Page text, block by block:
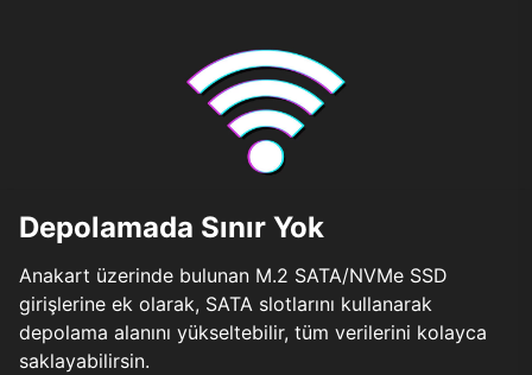
Depolamada Sınır Yok
Anakart üzerinde bulunan M.2 SATA/NVMe SSD
girişlerine ek olarak, SATA slotlarını kullanarak
depolama alanını yükseltebilir, tüm verilerini kolayca
saklayabilirsin.